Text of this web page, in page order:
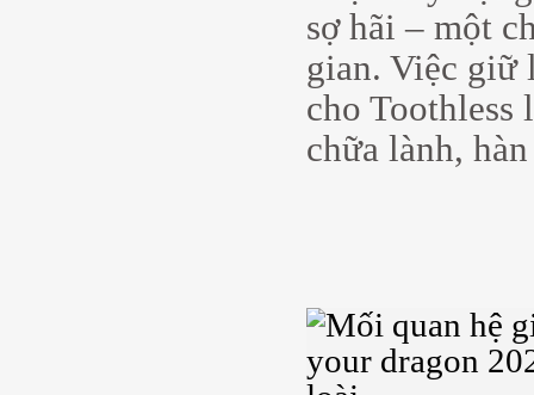
sợ hãi – một
gian. Việc giữ
cho Toothless
chữa lành,